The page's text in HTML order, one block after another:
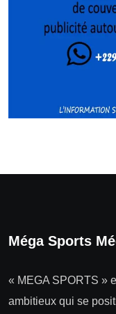
Méga Sports
« MEGA SPORTS »
ambitieux qui se